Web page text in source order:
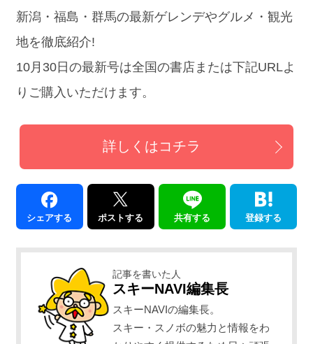
新潟・福島・群馬の最新ゲレンデやグルメ・観光
地を徹底紹介!
10月30日の最新号は全国の書店または下記URLよ
りご購入いただけます。
詳しくはコチラ
シェアする ポストする 共有する 登録する
記事を書いた人
スキーNAVI編集長
スキーNAVIの編集長。
スキー・スノボの魅力と情報をわ